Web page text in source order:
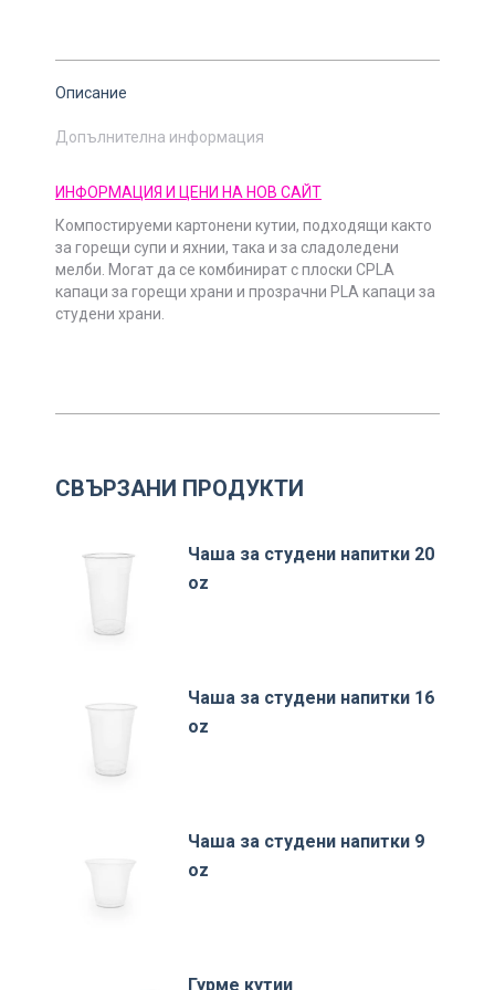
Описание
Допълнителна информация
ИНФОРМАЦИЯ И ЦЕНИ НА НОВ САЙТ
Компостируеми картонени кутии, подходящи както
за горещи супи и яхнии, така и за сладоледени
мелби. Могат да се комбинират с плоски CPLA
капаци за горещи храни и прозрачни PLA капаци за
студени храни.
СВЪРЗАНИ ПРОДУКТИ
Чаша за студени напитки 20
oz
Чаша за студени напитки 16
oz
Чаша за студени напитки 9
oz
Гурме кутии